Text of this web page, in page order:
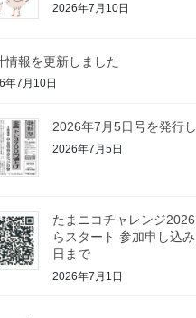
2026年7月10日
情報を更新しました
年7月10日
2026年7月5日号を発行
2026年7月5日
たまニコチャレンジ
らスタート 参加申し込
日まで
2026年7月1日